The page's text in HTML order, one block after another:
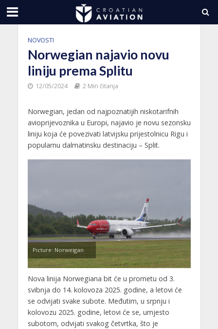
NOVOSTI
Norwegian najavio novu
liniju prema Splitu
12/05/2024 2 Min čitanja
Norwegian, jedan od najpoznatijih niskotarifnih
avioprijevoznika u Europi, najavio je novu sezonsku
liniju koja će povezivati latvijsku prijestolnicu Rigu i
popularnu dalmatinsku destinaciju – Split.
Picture: Norweigan
Nova linija Norwegiana bit će u prometu od 3.
svibnja do 14. kolovoza 2025. godine, a letovi će
se odvijati svake subote. Međutim, u srpnju i
kolovozu 2025. godine, letovi će se, umjesto
subotom, odvijati svakog četvrtka, što je